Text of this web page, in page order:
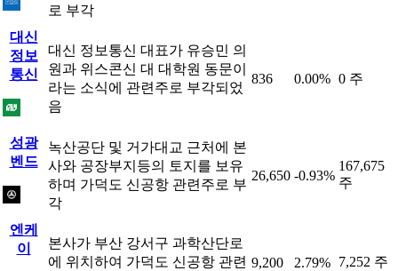
로 부각
대신
정보
통신
대신 정보통신 대표가 유승민 의
원과 위스콘신 대 대학원 동문이
라는 소식에 관련주로 부각되었
음
836 0.00% 0 주
성광
벤드
녹산공단 및 거가대교 근처에 본
사와 공장부지등의 토지를 보유
하며 가덕도 신공항 관련주로 부
각
26,650 -0.93%
167,675
주
엔케
이
본사가 부산 강서구 과학산단로
에 위치하여 가덕도 신공항 관련 9,200 2.79% 7,252 주